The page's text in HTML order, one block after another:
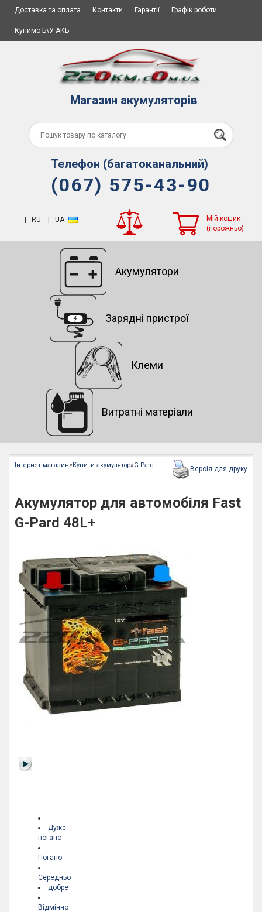
Доставка та оплата Контакти Гарантії Графік роботи
Купимо Б\У АКБ
Магазин акумуляторів
Телефон (багатоканальний)
(067) 575-43-90
RU UA
Мій кошик
(порожньо)
Акумулятори
Зарядні пристрої
Клеми
Витратні матеріали
Інтернет магазин»Купити акумулятор»G-Pard Версія для друку
Акумулятор для автомобіля Fast
G-Pard 48L+
Дуже
погано
Погано
Середньо
добре
Відмінно